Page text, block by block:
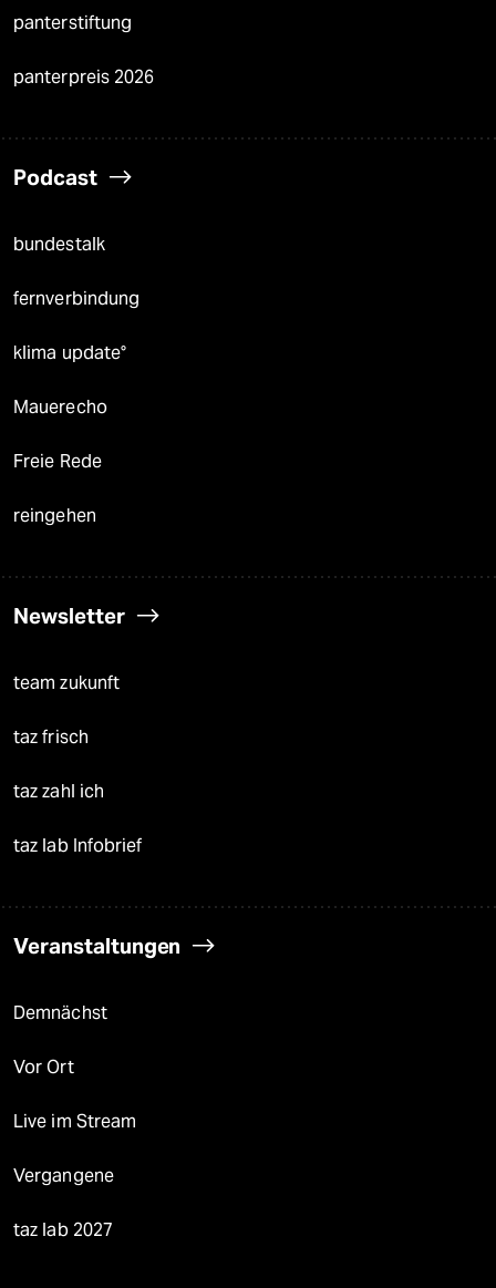
panterstiftung
panterpreis 2026
Podcast
bundestalk
fernverbindung
klima update°
Mauerecho
Freie Rede
reingehen
Newsletter
team zukunft
taz frisch
taz zahl ich
taz lab Infobrief
Veranstaltungen
Demnächst
Vor Ort
Live im Stream
Vergangene
taz lab 2027